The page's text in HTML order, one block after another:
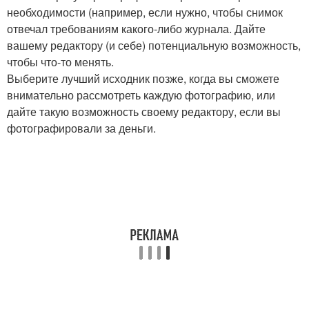
необходимости (например, если нужно, чтобы снимок
отвечал требованиям какого-либо журнала. Дайте
вашему редактору (и себе) потенциальную возможность,
чтобы что-то менять.
Выберите лучший исходник позже, когда вы сможете
внимательно рассмотреть каждую фотографию, или
дайте такую возможность своему редактору, если вы
фотографировали за деньги.